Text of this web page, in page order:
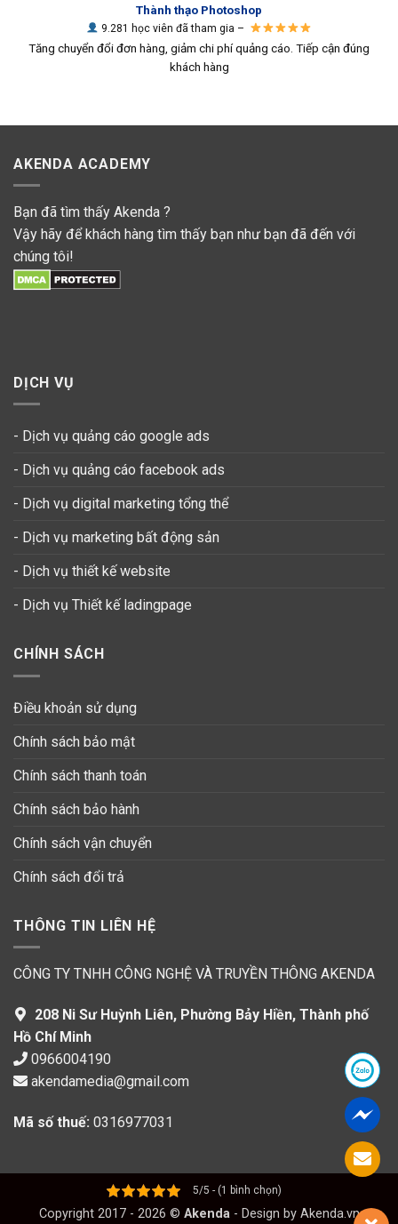
Thành thạo Photoshop
9.281 học viên đã tham gia –
Tăng chuyển đổi đơn hàng, giảm chi phí quảng cáo. Tiếp cận đúng
khách hàng
AKENDA ACADEMY
Bạn đã tìm thấy Akenda ?
Vậy hãy để khách hàng tìm thấy bạn như bạn đã đến với
chúng tôi!
DỊCH VỤ
- Dịch vụ quảng cáo google ads
- Dịch vụ quảng cáo facebook ads
- Dịch vụ digital marketing tổng thể
- Dịch vụ marketing bất động sản
- Dịch vụ thiết kế website
- Dịch vụ Thiết kế ladingpage
CHÍNH SÁCH
Điều khoản sử dụng
Chính sách bảo mật
Chính sách thanh toán
Chính sách bảo hành
Chính sách vận chuyển
Chính sách đổi trả
THÔNG TIN LIÊN HỆ
CÔNG TY TNHH CÔNG NGHỆ VÀ TRUYỀN THÔNG AKENDA
208 Ni Sư Huỳnh Liên, Phường Bảy Hiền, Thành phố
Hồ Chí Minh
0966004190
akendamedia@gmail.com
Mã số thuế: 0316977031
5/5 - (1 bình chọn)
Copyright 2017 - 2026 © Akenda- Design byAkenda.vn